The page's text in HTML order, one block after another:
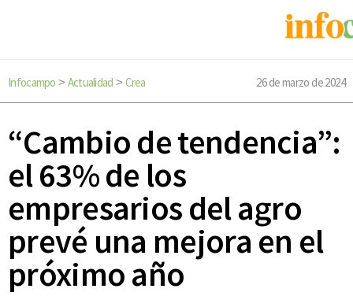
Infocampo > Actualidad > Crea 26 de marzo de 2024
“Cambio de tendencia”:
el 63% de los
empresarios del agro
prevé una mejora en el
próximo año